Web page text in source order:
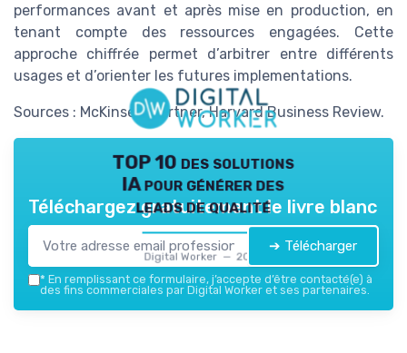
performances avant et après mise en production, en
tenant compte des ressources engagées. Cette
approche chiffrée permet d’arbitrer entre différents
usages et d’orienter les futures implementations.
Sources : McKinsey, Gartner, Harvard Business Review.
TOP 10 des solutions
IA pour générer des
leads de qualité
Digital Worker — 2026
Téléchargez gratuitement le livre blanc
➔ Télécharger
* En remplissant ce formulaire, j’accepte d’être contacté(e) à
des fins commerciales par Digital Worker et ses partenaires.